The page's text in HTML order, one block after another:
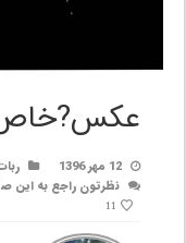
12 مهر 1396
نظرتون راجع به
11